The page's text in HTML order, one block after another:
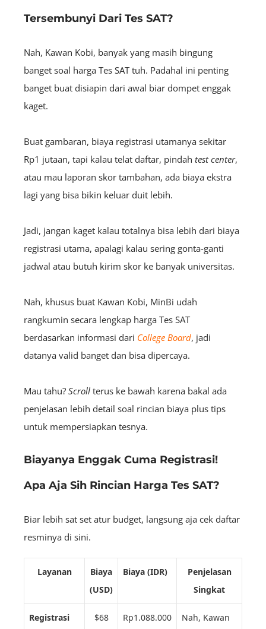
Tersembunyi Dari Tes SAT?
Nah, Kawan Kobi, banyak yang masih bingung
banget soal harga Tes SAT tuh. Padahal ini penting
banget buat disiapin dari awal biar dompet enggak
kaget.
Buat gambaran, biaya registrasi utamanya sekitar
Rp1 jutaan, tapi kalau telat daftar, pindah test center,
atau mau laporan skor tambahan, ada biaya ekstra
lagi yang bisa bikin keluar duit lebih.
Jadi, jangan kaget kalau totalnya bisa lebih dari biaya
registrasi utama, apalagi kalau sering gonta-ganti
jadwal atau butuh kirim skor ke banyak universitas.
Nah, khusus buat Kawan Kobi, MinBi udah
rangkumin secara lengkap harga Tes SAT
berdasarkan informasi dari College Board, jadi
datanya valid banget dan bisa dipercaya.
Mau tahu? Scroll terus ke bawah karena bakal ada
penjelasan lebih detail soal rincian biaya plus tips
untuk mempersiapkan tesnya.
Biayanya Enggak Cuma Registrasi!
Apa Aja Sih Rincian Harga Tes SAT?
Biar lebih sat set atur budget, langsung aja cek daftar
resminya di sini.
Layanan
Biaya
(USD)
Biaya (IDR)
Penjelasan
Singkat
Registrasi
$68 Rp1.088.000
Nah, Kawan